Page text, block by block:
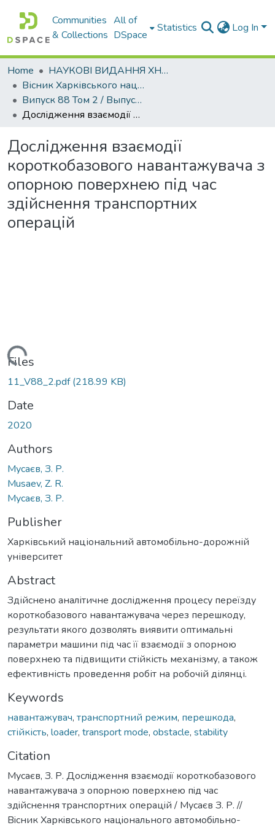
Communities
& Collections
All of
DSpace
Statistics Log In
Home
НАУКОВІ ВИДАННЯ ХНАДУ
Вісник Харківського національного автомобільно-дорожнього університету / Вестник Харьковского национального автомобильно-дорожного университета
Випуск 88 Том 2 / Выпуск 88 Том 2
Дослідження взаємодії короткобазового навантажувача з опорною поверхнею під час здійснення транспортних операцій
Дослідження взаємодії
короткобазового навантажувача з
опорною поверхнею під час
здійснення транспортних
операцій
Loading...
Files
11_V88_2.pdf(218.99 KB)
Date
2020
Authors
Мусаєв, З. Р.
Musaev, Z. R.
Мусаєв, З. Р.
Publisher
Харківський національний автомобільно-дорожній
університет
Abstract
Здійснено аналітичне дослідження процесу переїзду
короткобазового навантажувача через перешкоду,
результати якого дозволять виявити оптимальні
параметри машини під час її взаємодії з опорною
поверхнею та підвищити стійкість механізму, а також
ефективність проведення робіт на робочій ділянці.
Keywords
навантажувач, транспортний режим, перешкода,
стійкість, loader, transport mode, obstacle, stability
Citation
Мусаєв, З. Р. Дослiдження взаємодiї короткобазового
навантажувача з опорною поверхнею пiд час
здiйснення транспортних операцiй / Мусаєв З. Р. //
Вiсник Харкiвського нацiонального автомобiльно-